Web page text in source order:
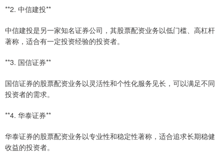
**2. 中信建投**
中信建投是另一家知名证券公司，其股票配资业务以低门槛、高杠杆
著称，适合有一定投资经验的投资者。
**3. 国信证券**
国信证券的股票配资业务以灵活性和个性化服务见长，可以满足不同
投资者的需求。
**4. 华泰证券**
华泰证券的股票配资业务以专业性和稳定性著称，适合追求长期稳健
收益的投资者。